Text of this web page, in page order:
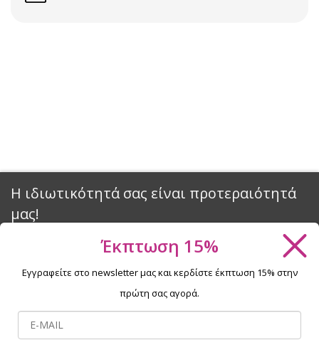
Η ιδιωτικότητά σας είναι προτεραιότητά
μας!
Θέλετε να απολαμβάνετε τα προϊόντα περιποίησης νυχιών
NaniNails χωρίς περιορισμούς; Για να λειτουργούν όλα όπως
πρέπει, χρειαζόμαστε τη συγκατάθεσή σας για τη χρήση
αρχείων cookies. Κάνοντας κλικ στο κουμπί «Συμφωνώ»,
συμφωνείτε με τη χρήση των cookies.
Έκπτωση 15%
Εγγραφείτε στο newsletter μας και κερδίστε έκπτωση 15% στην
πρώτη σας αγορά.